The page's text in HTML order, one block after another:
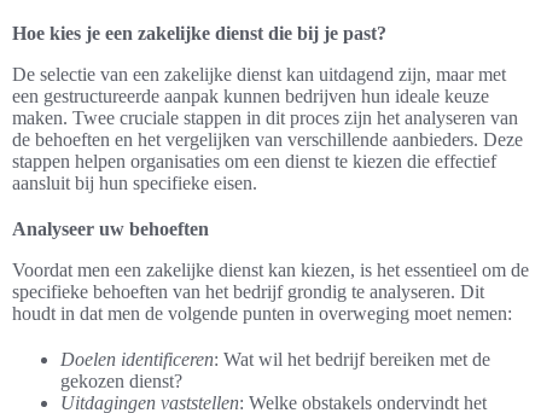
Hoe kies je een zakelijke dienst die bij je past?
De selectie van een zakelijke dienst kan uitdagend zijn, maar met
een gestructureerde aanpak kunnen bedrijven hun ideale keuze
maken. Twee cruciale stappen in dit proces zijn het analyseren van
de behoeften en het vergelijken van verschillende aanbieders. Deze
stappen helpen organisaties om een dienst te kiezen die effectief
aansluit bij hun specifieke eisen.
Analyseer uw behoeften
Voordat men een zakelijke dienst kan kiezen, is het essentieel om de
specifieke behoeften van het bedrijf grondig te analyseren. Dit
houdt in dat men de volgende punten in overweging moet nemen:
Doelen identificeren: Wat wil het bedrijf bereiken met de
gekozen dienst?
Uitdagingen vaststellen: Welke obstakels ondervindt het